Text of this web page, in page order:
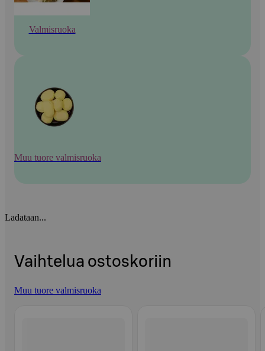
Valmisruoka
Muu tuore valmisruoka
Ladataan...
Vaihtelua ostoskoriin
Muu tuore valmisruoka